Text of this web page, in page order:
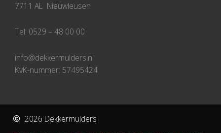
7711 AL Nieuwleusen
Tel: 0529 – 48 00 00
info@dekkermulders.nl
KvK-nummer: 57495424
2026 Dekkermulders